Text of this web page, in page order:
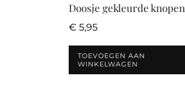
Doosje gekleurde knopen
€ 5,95
TOEVOEGEN AAN
WINKELWAGEN